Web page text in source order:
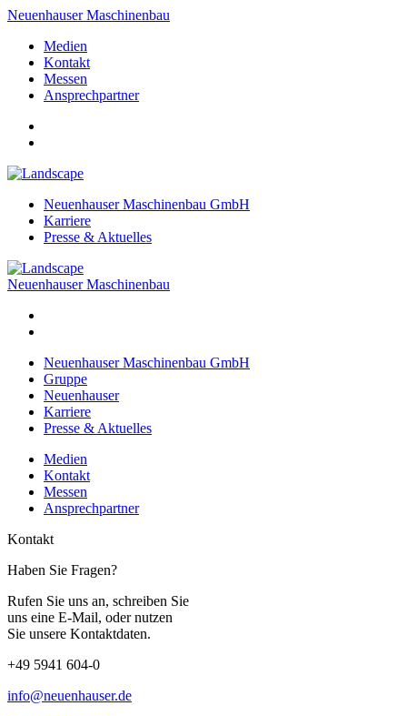
Neuenhauser Maschinenbau
Medien
Kontakt
Messen
Ansprechpartner
Neuenhauser Maschinenbau GmbH
Karriere
Presse & Aktuelles
Neuenhauser Maschinenbau
Neuenhauser Maschinenbau GmbH
Gruppe
Neuenhauser
Karriere
Presse & Aktuelles
Medien
Kontakt
Messen
Ansprechpartner
Kontakt
Haben Sie Fragen?
Rufen Sie uns an, schreiben Sie
uns eine E-Mail, oder nutzen
Sie unsere Kontaktdaten.
+49 5941 604-0
info@neuenhauser.de